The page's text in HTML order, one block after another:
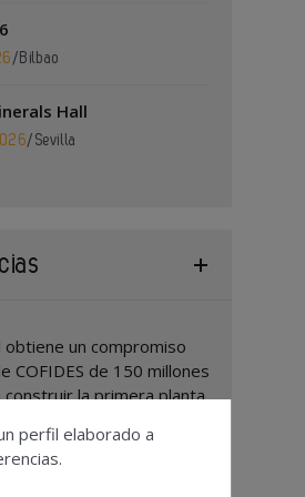
/ Bilbao
Hall
/ Sevilla
obtiene un compromiso
COFIDES de 150 millones
la primera planta
la propiedad intelectual
perfil elaborado a